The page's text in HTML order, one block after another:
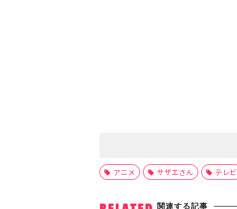
アニメ サザエさん テレビ
関連する記事